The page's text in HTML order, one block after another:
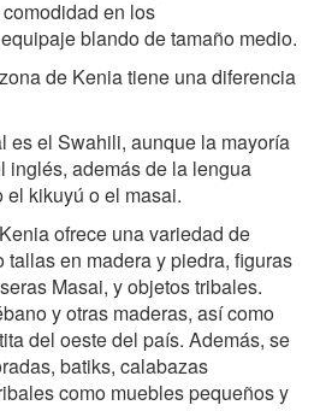
en los
blando de tamaño medio.
de Kenia tiene una diferencia
es el Swahili, aunque la mayoría
inglés, además de la lengua
kikuyú o el masai.
Kenia ofrece una variedad de
en madera y piedra, figuras
Masai, y objetos tribales.
y otras maderas, así como
del oeste del país. Además, se
batiks, calabazas
como muebles pequeños y